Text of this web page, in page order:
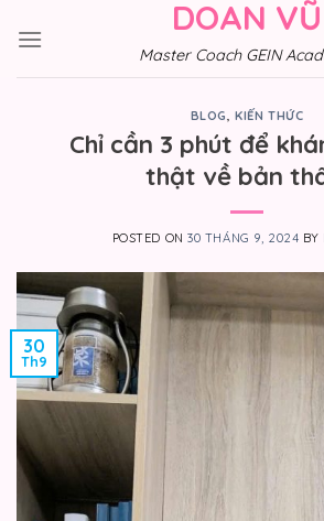
DOAN VŨ
Master Coach GEIN
BLOG,KIẾN THỨC
Chỉ cần 3 phút để
thật về bản
POSTED ON30 THÁNG 9, 2024 BY
30
Th9